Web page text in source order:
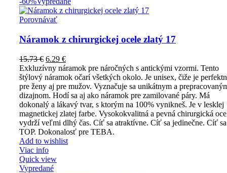
Porovnávať
Náramok z chirurgickej ocele zlatý 17
15.73€ 6.29 €
Exkluzívny náramok pre náročných s antickými vzormi. Tento
štýlový náramok očarí všetkých okolo. Je unisex, čiže je
pre ženy aj pre mužov. Vyznačuje sa unikátnym a
dizajnom. Hodí sa aj ako náramok pre zamilované páry. Má
dokonalý a lákavý tvar, s ktorým na 100% vynikneš. Je v lesklej
magnetickej zlatej farbe. Vysokokvalitná a pevná chirurgická
vydrží veľmi dlhý čas. Cíť sa atraktívne. Cíť sa jedinečne. Cíť sa
TOP. Dokonalosť pre TEBA.
Add to wishlist
Viac info
Quick view
Vypredané